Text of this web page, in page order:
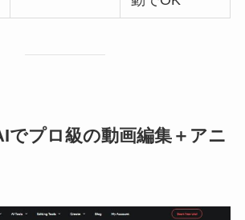
でプロ級の動画編集＋アニ